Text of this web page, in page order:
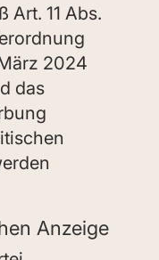
Art. 11 Abs.
2024
das
Anzeige